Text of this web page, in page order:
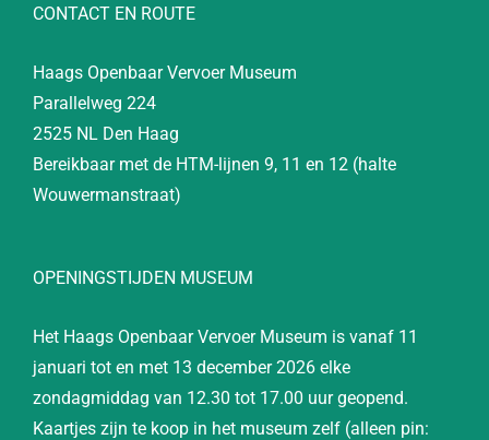
CONTACT EN ROUTE
Haags Openbaar Vervoer Museum
Parallelweg 224
2525 NL Den Haag
Bereikbaar met de HTM-lijnen 9, 11 en 12 (halte
Wouwermanstraat)
OPENINGSTIJDEN MUSEUM
Het Haags Openbaar Vervoer Museum is vanaf 11
januari tot en met 13 december 2026 elke
zondagmiddag van 12.30 tot 17.00 uur geopend.
Kaartjes zijn te koop in het museum zelf (alleen pin: